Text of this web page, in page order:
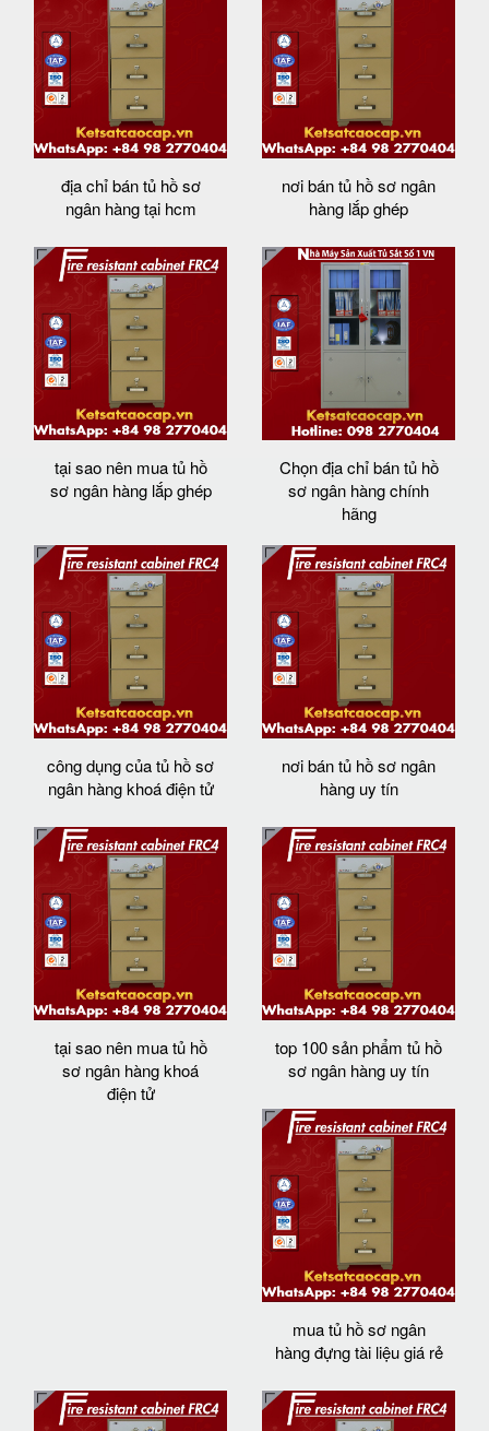
địa chỉ bán tủ hồ sơ
ngân hàng tại hcm
nơi bán tủ hồ sơ ngân
hàng lắp ghép
tại sao nên mua tủ hồ
sơ ngân hàng lắp ghép
Chọn địa chỉ bán tủ hồ
sơ ngân hàng chính
hãng
công dụng của tủ hồ sơ
ngân hàng khoá điện tử
nơi bán tủ hồ sơ ngân
hàng uy tín
tại sao nên mua tủ hồ
sơ ngân hàng khoá
điện tử
top 100 sản phẩm tủ hồ
sơ ngân hàng uy tín
mua tủ hồ sơ ngân
hàng đựng tài liệu giá rẻ